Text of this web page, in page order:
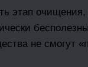
этап
не смогут